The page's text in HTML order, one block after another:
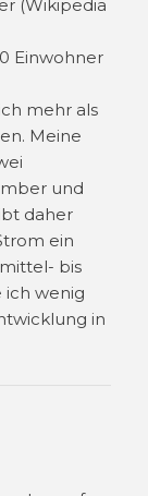
(Wikipedia
Einwohner
mehr als
Meine
und
daher
ein
bis
ich wenig
in